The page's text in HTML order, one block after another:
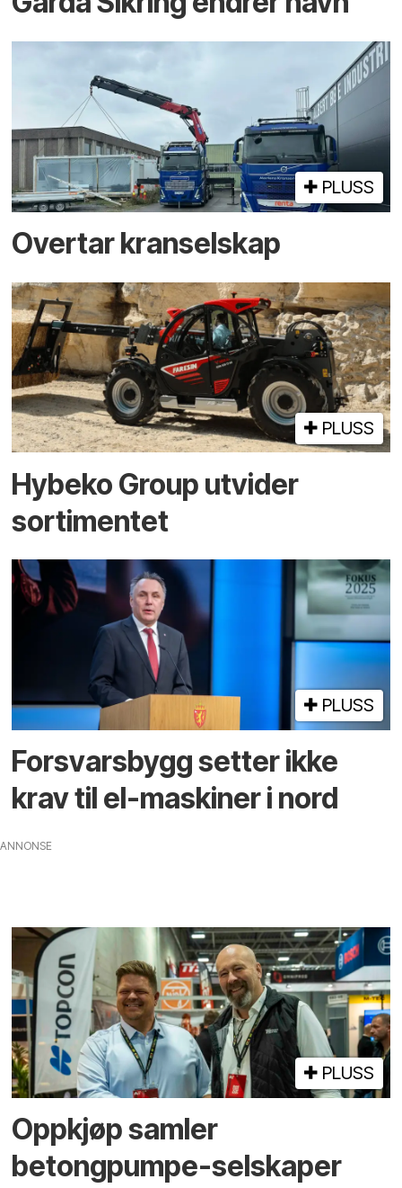
PLUSS
Overtar kranselskap
PLUSS
Hybeko Group utvider
sortimentet
PLUSS
Forsvarsbygg setter ikke
krav til el-maskiner i nord
ANNONSE
PLUSS
Oppkjøp samler
betongpumpe-selskaper